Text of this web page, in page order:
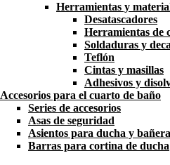
Herramientas y
Desatascadores
Herramientas de
Soldaduras y
Teflón
Cintas y masillas
Adhesivos y
Accesorios para el cuarto de baño
Series de accesorios
Asas de seguridad
Asientos para ducha y bañera
Barras para cortina de ducha